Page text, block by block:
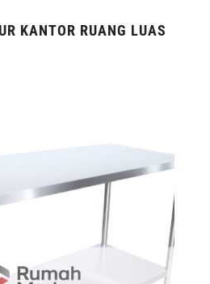
KANTOR RUANG LUAS